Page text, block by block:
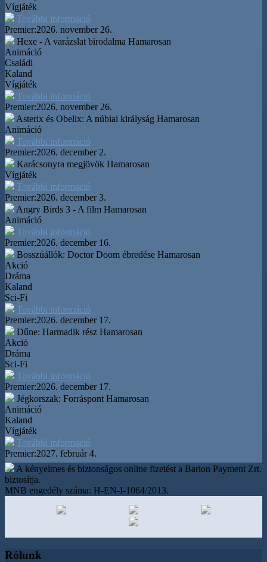
Vígjáték
További információ
Premier:2026. november 26.
Hexe - A varázslat birodalma Hamarosan
Animáció
Családi
Kaland
Vígjáték
További információ
Premier:2026. november 26.
Asterix és Obelix: A núbiai királyság Hamarosan
Animáció
További információ
Premier:2026. december 2.
Karácsonyra megjövök Hamarosan
Vígjáték
További információ
Premier:2026. december 3.
Angry Birds 3 - A film Hamarosan
Animáció
További információ
Premier:2026. december 16.
Bosszúállók: Doctor Doom ébredése Hamarosan
Akció
Dráma
Kaland
Sci-Fi
További információ
Premier:2026. december 17.
Dűne: Harmadik rész Hamarosan
Akció
Dráma
Sci-Fi
További információ
Premier:2026. december 17.
Jégkorszak: Forráspont Hamarosan
Animáció
Kaland
Vígjáték
További információ
Premier:2027. február 4.
A kényelmes és biztonságos online fizetést a Barion Payment Zrt.
biztosítja.
MNB engedély száma: H-EN-I-1064/2013.
Rólunk